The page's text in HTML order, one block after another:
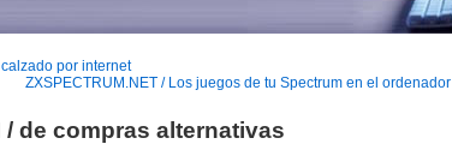
por internet
ZXSPECTRUM.NET / Los juegos de tu Spectrum en el ordenador
/ de compras alternativas